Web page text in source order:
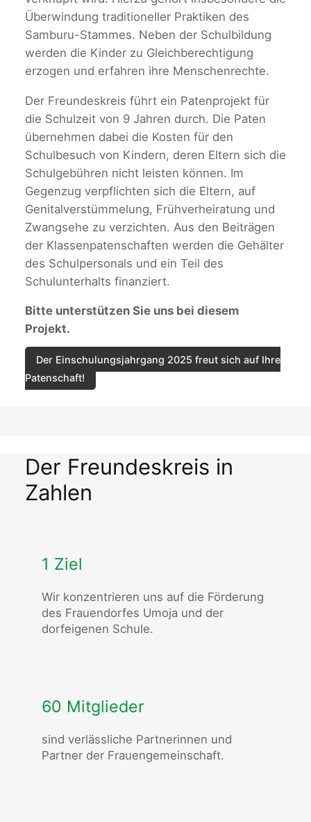
Überwindung traditioneller Praktiken des
Samburu-Stammes. Neben der Schulbildung
werden die Kinder zu Gleichberechtigung
erzogen und erfahren ihre Menschenrechte.
Der Freundeskreis führt ein Patenprojekt für
die Schulzeit von 9 Jahren durch. Die Paten
übernehmen dabei die Kosten für den
Schulbesuch von Kindern, deren Eltern sich die
Schulgebühren nicht leisten können. Im
Gegenzug verpflichten sich die Eltern, auf
Genitalverstümmelung, Frühverheiratung und
Zwangsehe zu verzichten. Aus den Beiträgen
der Klassenpatenschaften werden die Gehälter
des Schulpersonals und ein Teil des
Schulunterhalts finanziert.
Bitte unterstützen Sie uns bei diesem
Projekt.
Der Einschulungsjahrgang 2025 freut sich auf Ihre
Patenschaft!
Der Freundeskreis in
Zahlen
1 Ziel
Wir konzentrieren uns auf die Förderung
des Frauendorfes Umoja und der
dorfeigenen Schule.
60 Mitglieder
sind verlässliche Partnerinnen und
Partner der Frauengemeinschaft.